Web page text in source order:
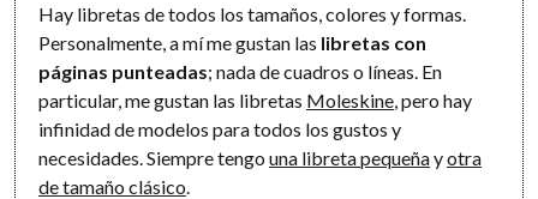
Hay libretas de todos los tamaños, colores y formas.
Personalmente, a mí me gustan las libretas con
páginas punteadas; nada de cuadros o líneas. En
particular, me gustan las libretas Moleskine , pero hay
infinidad de modelos para todos los gustos y
necesidades. Siempre tengouna libreta pequeñayotra
de tamaño clásico